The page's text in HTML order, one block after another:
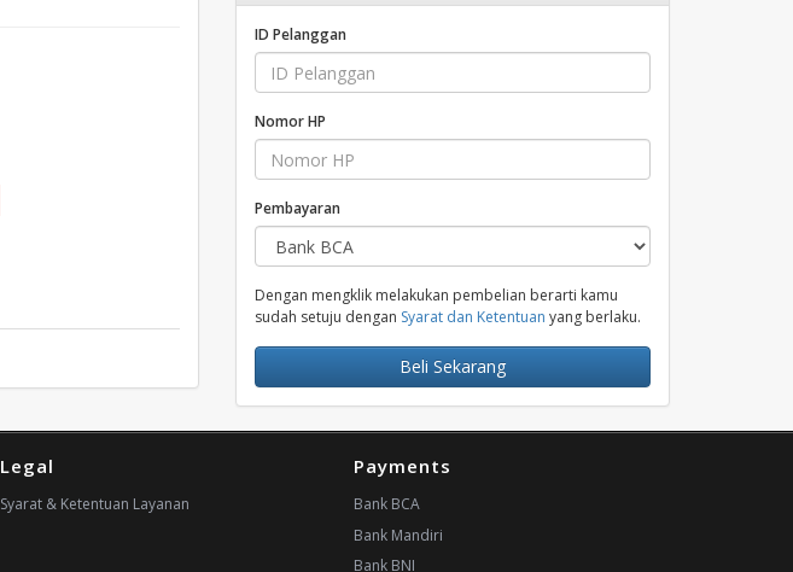
ID Pelanggan
Nomor HP
Pembayaran
Dengan mengklik melakukan pembelian berarti kamu
sudah setuju dengan Syarat dan Ketentuan yang berlaku.
Beli Sekarang
Legal
Syarat & Ketentuan Layanan
Payments
Bank BCA
Bank Mandiri
Bank BNI